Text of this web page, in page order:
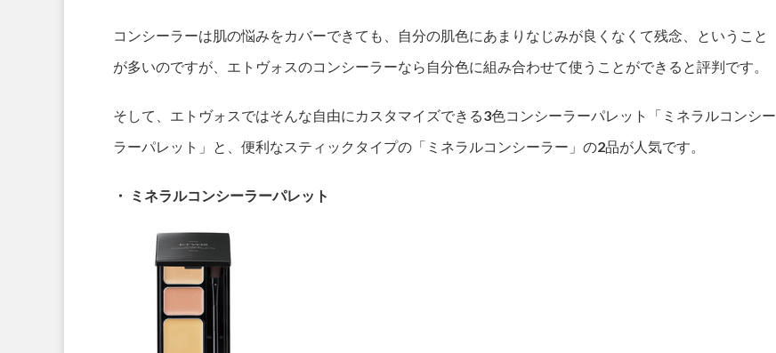
コンシーラーは肌の悩みをカバーできても、自分の肌色にあまりなじみが良くなくて残念、ということ
が多いのですが、エトヴォスのコンシーラーなら自分色に組み合わせて使うことができると評判です。
そして、エトヴォスではそんな自由にカスタマイズできる3色コンシーラーパレット「ミネラルコンシー
ラーパレット」と、便利なスティックタイプの「ミネラルコンシーラー」の2品が人気です。
・ ミネラルコンシーラーパレット